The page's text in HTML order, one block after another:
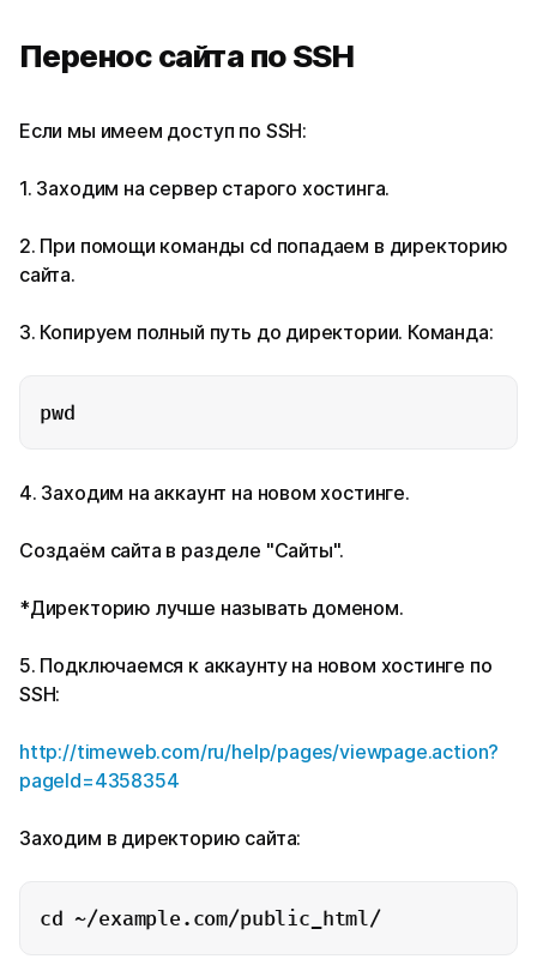
Перенос сайта по SSH
Если мы имеем доступ по SSH:
1. Заходим на сервер старого хостинга.
2. При помощи команды cd попадаем в директорию
сайта.
3. Копируем полный путь до директории. Команда:
pwd
4. Заходим на аккаунт на новом хостинге.
Создаём сайта в разделе "Сайты".
*Директорию лучше называть доменом.
5. Подключаемся к аккаунту на новом хостинге по
SSH:
http://timeweb.com/ru/help/pages/viewpage.action?
pageId=4358354
Заходим в директорию сайта:
cd ~/example.com/public_html/